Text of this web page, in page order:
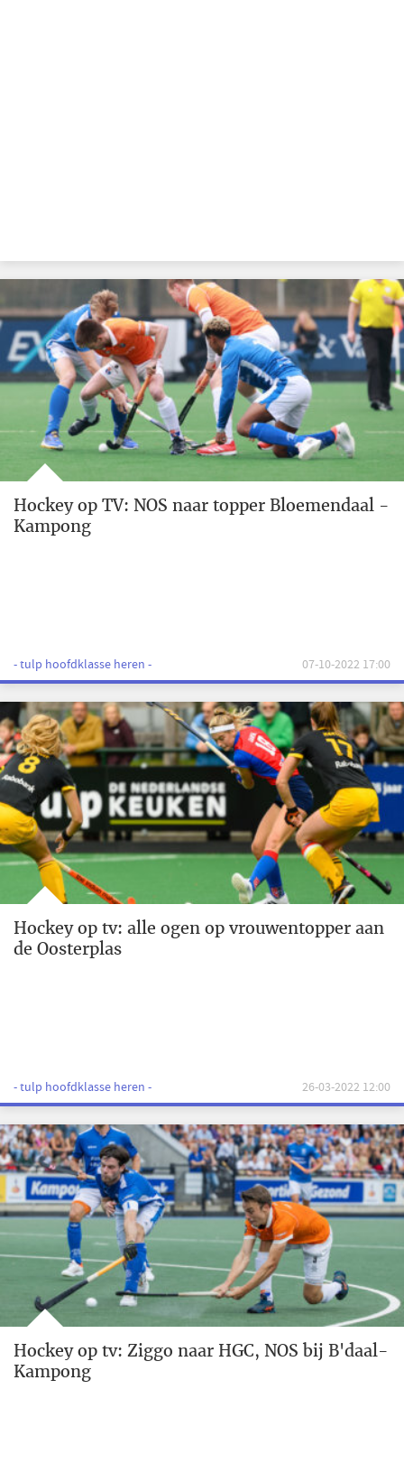
Hockey op TV: NOS naar topper Bloemendaal -
Kampong
- tulp hoofdklasse heren - 07-10-2022 17:00
Hockey op tv: alle ogen op vrouwentopper aan
de Oosterplas
- tulp hoofdklasse heren - 26-03-2022 12:00
Hockey op tv: Ziggo naar HGC, NOS bij B'daal-
Kampong